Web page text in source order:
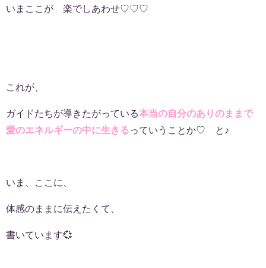
いまここが 楽でしあわせ♡♡♡
これが、
ガイドたちが導きたがっている本当の自分のありのままで
愛のエネルギーの中に生きるっていうことか♡ と♪
いま、ここに、
体感のままに伝えたくて、
書いています💞